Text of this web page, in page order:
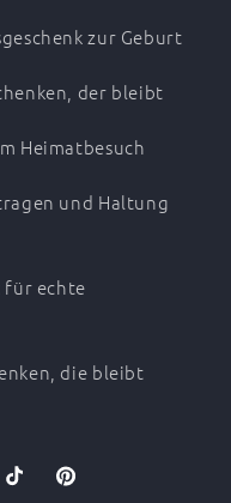
zur Geburt
der bleibt
Heimatbesuch
und Haltung
für echte
die bleibt
TikTok Pinterest